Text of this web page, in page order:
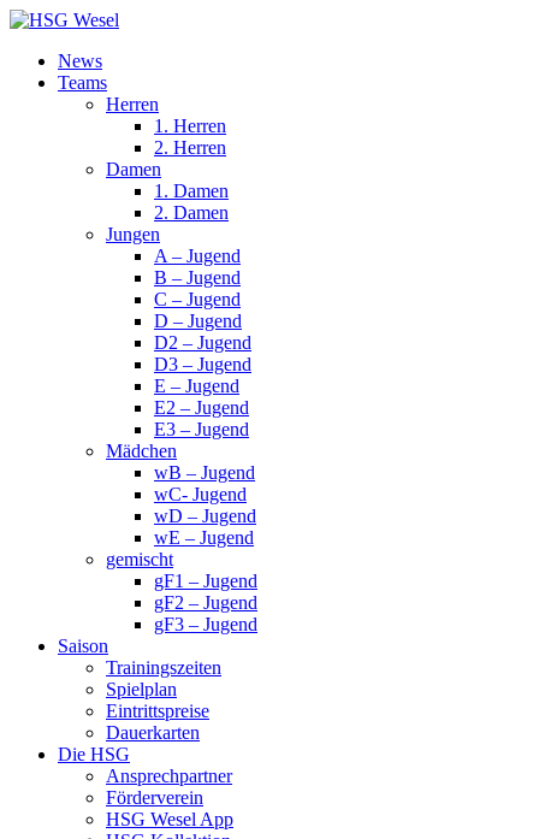
News
Teams
Herren
1. Herren
2. Herren
Damen
1. Damen
2. Damen
Jungen
A – Jugend
B – Jugend
C – Jugend
D – Jugend
D2 – Jugend
D3 – Jugend
E – Jugend
E2 – Jugend
E3 – Jugend
Mädchen
wB – Jugend
wC- Jugend
wD – Jugend
wE – Jugend
gemischt
gF1 – Jugend
gF2 – Jugend
gF3 – Jugend
Saison
Trainingszeiten
Spielplan
Eintrittspreise
Dauerkarten
Die HSG
Ansprechpartner
Förderverein
HSG Wesel App